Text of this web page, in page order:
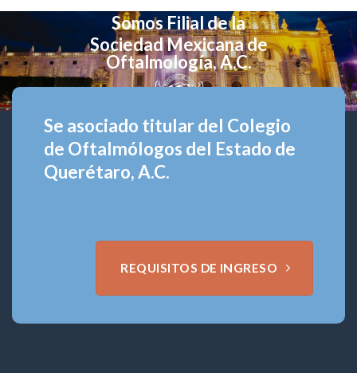
Somos Filial de la
Sociedad Mexicana de
Oftalmología, A.C.
Se asociado titular del Colegio
de Oftalmólogos del Estado de
Querétaro, A.C.
REQUISITOS DE INGRESO